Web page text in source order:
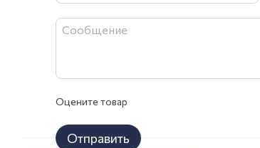
Оцените товар
Отправить